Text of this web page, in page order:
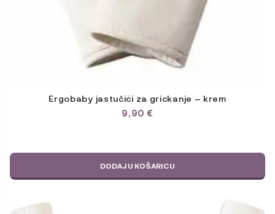
Ergobaby jastučići za grickanje – krem
9,90 €
DODAJ U KOŠARICU